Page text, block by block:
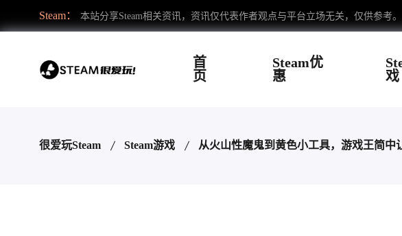
Steam： 本站分享Steam相关资讯，资讯仅代表作者观点与平台立场无关，仅供参考。
首
页
Steam优
惠
戏
很爱玩Steam Steam游戏 从火山性魔鬼到黄色小工具，游戏王简中